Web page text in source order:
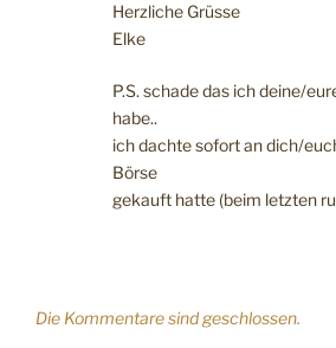
Herzliche Grüsse
Elke
P.S. schade das ich deine/
habe..
ich dachte sofort an dich/
Börse
gekauft hatte (beim letzten
Die Kommentare sind geschlossen.